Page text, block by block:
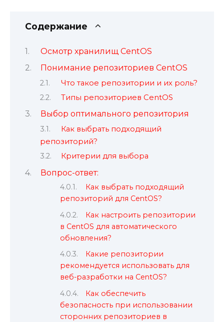
Содержание
Осмотр хранилищ CentOS
Понимание репозиториев CentOS
Что такое репозитории и их роль?
Типы репозиториев CentOS
Выбор оптимального репозитория
Как выбрать подходящий
репозиторий?
Критерии для выбора
Вопрос-ответ:
Как выбрать подходящий
репозиторий для CentOS?
Как настроить репозитории
в CentOS для автоматического
обновления?
Какие репозитории
рекомендуется использовать для
веб-разработки на CentOS?
Как обеспечить
безопасность при использовании
сторонних репозиториев в